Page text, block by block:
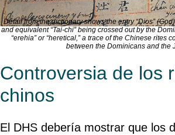
Detail from the dictionary shows the entry “Dios”
and equivalent “Tai-chi” being crossed out by the
“erehia” or “heretical,” a trace of the Chinese rites
between the Dominicans and the
Controversia de los
chinos
El DHS debería mostrar que los